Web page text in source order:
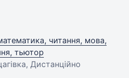
читання, мова,
тьютор
Дистанційно